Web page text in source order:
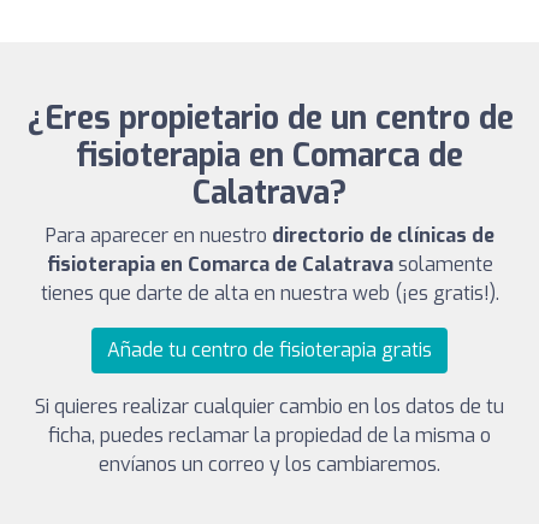
¿Eres propietario de un centro de
fisioterapia en Comarca de
Calatrava?
Para aparecer en nuestro directorio de clínicas de
fisioterapia en Comarca de Calatravasolamente
tienes que darte de alta en nuestra web (¡es gratis!).
Añade tu centro de fisioterapia gratis
Si quieres realizar cualquier cambio en los datos de tu
ficha, puedes reclamar la propiedad de la misma o
envíanos un correo y los cambiaremos.